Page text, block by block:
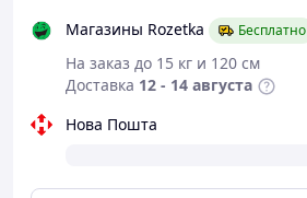
Магазины Rozetka
Бесплатно
На заказ до 15 кг и 120 см
Доставка 12 - 14 августа
Нова Пошта